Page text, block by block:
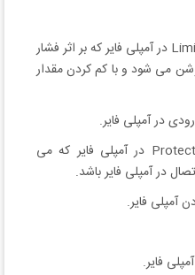
LED نشان دهنده حالت Limite در آمپلی فایر که بر اثر فشار
می شود و با کم کردن مقدار
LED نشان دهنده حالت Protect در آمپلی فایر که می
در آمپلی فایر باشد.
فایر.